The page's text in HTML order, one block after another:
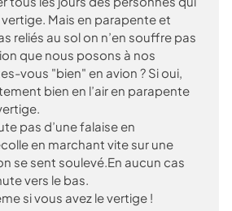
Mais en parapente et
reliés au sol on n’en souffre pas
que nous posons à nos
vous "bien" en avion ? Si oui,
bien en l’air en parapente
pas d’une falaise en
en marchant vite sur une
se sent soulevé.En aucun cas
vers le bas.
si vous avez le vertige !